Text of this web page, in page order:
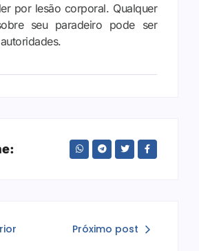
por lesão corporal. Qualquer
seu paradeiro pode ser
Próximo post